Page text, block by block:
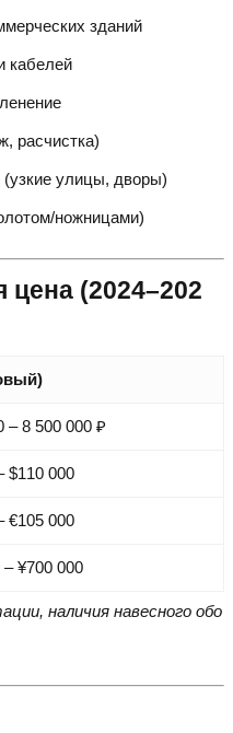
зданий
кабелей
расчистка)
(узкие улицы, дворы)
ножницами)
цена (2024–202
– 8 500 000 ₽
$110 000
€105 000
– ¥700 000
наличия навесного обо